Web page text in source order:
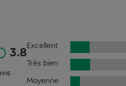
3.8Excellent
Très bien
Moyenne